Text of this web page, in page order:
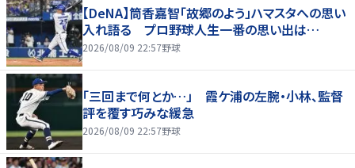
【DeNA】筒香嘉智「故郷のよう」ハマスタへの思い
入れ語る プロ野球人生一番の思い出は…
2026/08/09 22:57野球
「三回まで何とか…」 霞ケ浦の左腕・小林、監督
評を覆す巧みな緩急
2026/08/09 22:57野球